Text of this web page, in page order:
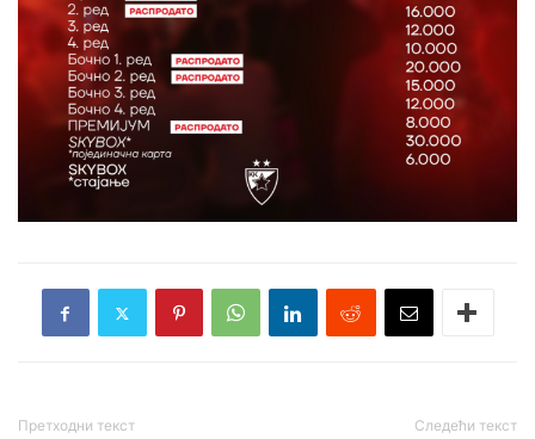
Претходни текст Следећи текст